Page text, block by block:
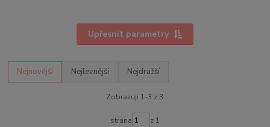
Upřesnit parametry
Nejnovější Nejlevnější Nejdražší
Zobrazuji 1-3 z 3
strana z 1